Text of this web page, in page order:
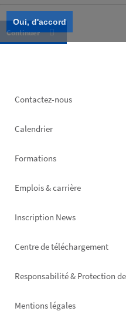
Oui, d'accord
Footer
Contactez-nous
Calendrier
Formations
Emplois & carrière
Inscription News
Footer
Centre de téléchargement
Responsabilité & Protection
Mentions légales